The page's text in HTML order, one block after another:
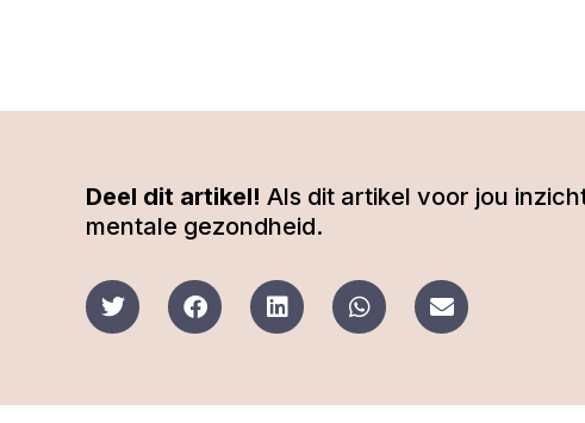
Deel dit artikel! Als dit artikel voor jou
mentale gezondheid.